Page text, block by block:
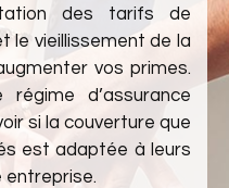
des tarifs de
le vieillissement de la
vos primes.
d’assurance
si la couverture que
est adaptée à leurs
entreprise.